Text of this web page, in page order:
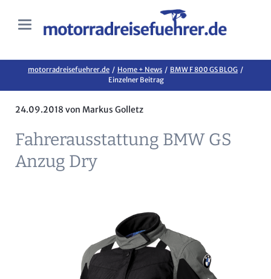
motorradreisefuehrer.de Home + News
BMW F 800 GS BLOG
Einzelner Beitrag
24.09.2018 von Markus Golletz
Fahrerausstattung BMW GS
Anzug Dry